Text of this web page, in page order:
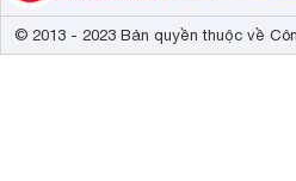
© 2013 - 2023 Bản quyền thuộc về